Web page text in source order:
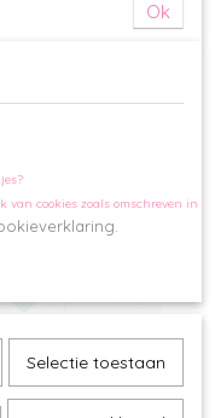
Ok
van cookies zoals omschreven in
Selectie toestaan